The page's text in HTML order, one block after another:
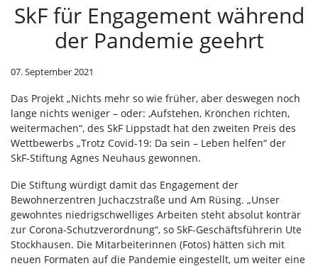
SkF für Engagement während
der Pandemie geehrt
07. September 2021
Das Projekt „Nichts mehr so wie früher, aber deswegen noch
lange nichts weniger – oder: ‚Aufstehen, Krönchen richten,
weitermachen“, des SkF Lippstadt hat den zweiten Preis des
Wettbewerbs „Trotz Covid-19: Da sein – Leben helfen“ der
SkF-Stiftung Agnes Neuhaus gewonnen.
Die Stiftung würdigt damit das Engagement der
Bewohnerzentren Juchaczstraße und Am Rüsing. „Unser
gewohntes niedrigschwelliges Arbeiten steht absolut konträr
zur Corona-Schutzverordnung“, so SkF-Geschäftsführerin Ute
Stockhausen. Die Mitarbeiterinnen (Fotos) hätten sich mit
neuen Formaten auf die Pandemie eingestellt, um weiter eine